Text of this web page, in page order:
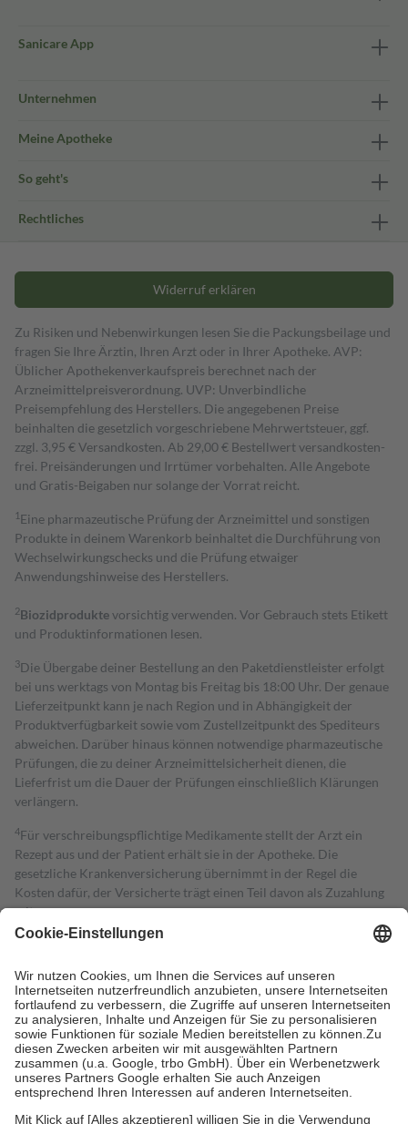
Sanicare App
Unternehmen
Meine Apotheke
So geht's
Rechtliches
Widerruf erklären
Zu Risiken und Nebenwirkungen lesen Sie die Packungsbeilage und
fragen Sie Ihre Ärztin, Ihren Arzt oder in Ihrer Apotheke. AVP:
Üblicher Apothekenverkaufspreis berechnet nach der
Arzneimittelpreisverordnung. UVP: Unverbindliche
Preisempfehlung des Herstellers. Die angegebenen Preise
beinhalten die gesetzlich vorgeschriebene Mehrwertsteuer, ggf.
zzgl. 3,95 € Versandkosten. Ab 29,00 € Bestell­wert versand­kosten­
frei. Preisänderungen und Irrtümer vorbehalten. Alle Angebote
und Gratis-Beigaben nur solange der Vorrat reicht.
1 Eine pharmazeutische Prüfung der Arzneimittel und sonstigen
Produkte in deinem Warenkorb beinhaltet die Durchführung von
Wechselwirkungschecks und die Prüfung etwaiger
Anwendungshinweise des Herstellers.
2Biozidproduktevorsichtig verwenden. Vor Gebrauch stets Etikett
und Produktinformationen lesen.
3Die Übergabe deiner Bestellung an den Paketdienstleister erfolgt
bei uns werktags von Montag bis Freitag bis 18:00 Uhr. Der genaue
Lieferzeitpunkt kann je nach Region und in Abhängigkeit der
Produktverfügbarkeit sowie vom Zustellzeitpunkt des Spediteurs
abweichen. Darüber hinaus können notwendige pharmazeutische
Prüfungen, die zu deiner Arzneimittelsicherheit dienen, die
Lieferfrist um die Dauer der Prüfungen einschließlich Klärungen
verlängern.
4Für verschreibungspflichtige Medikamente stellt der Arzt ein
Rezept aus und der Patient erhält sie in der Apotheke. Die
gesetzliche Krankenversicherung übernimmt in der Regel die
Kosten dafür, der Versicherte trägt einen Teil davon als Zuzahlung
mit.
Grundsätzlich leisten Mitglieder Zuzahlungen in Höhe von zehn
höchstens zehn Euro.
Es sind jedoch nie mehr als die tatsächlichen
Kosten der Leistung zu entrichten.
Diese Regeln gelten grundsätzlich auch für Online-Apotheken.
Bei Heilmitteln und häuslicher Krankenpflege beträgt die
Zuzahlung zehn Prozent der Kosten sowie zehn Euro je
Verordnung.
Um das Engagement der Versicherten für ihre eigene Gesundheit zu
stärken und die besondere Stellung der Familie zu unterstützen,